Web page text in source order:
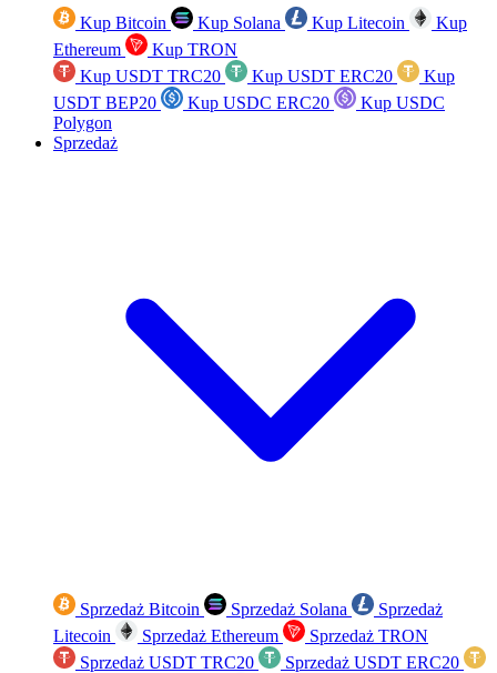
Kup Bitcoin Kup Solana Kup Litecoin
Kup
Ethereum
Kup TRON
Kup USDT TRC20
Kup USDT ERC20
Kup
USDT BEP20
Kup USDC ERC20
Kup USDC
Polygon
Sprzedaż
Sprzedaż Bitcoin Sprzedaż Solana
Sprzedaż
Litecoin
Sprzedaż Ethereum
Sprzedaż TRON
Sprzedaż USDT TRC20
Sprzedaż USDT ERC20